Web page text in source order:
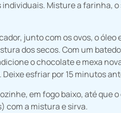
Misture a farinha,
junto com os ovos, o óleo
dos secos. Com um
o chocolate e mexa
esfriar por 15 minutos
em fogo baixo, até que
com a mistura e sirva.